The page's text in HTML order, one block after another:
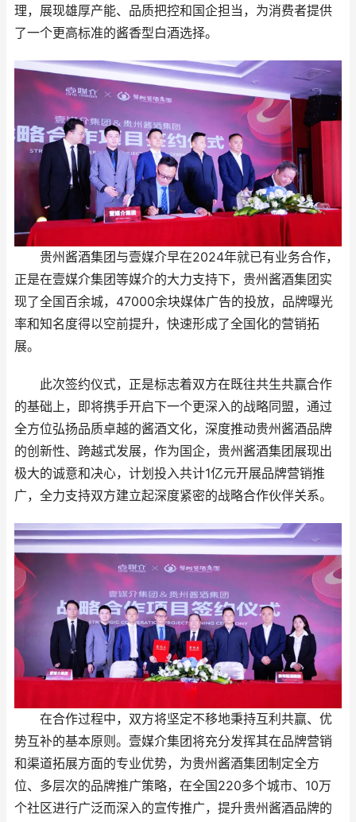
理，展现雄厚产能、品质把控和国企担当，为消费者提供
了一个更高标准的酱香型白酒选择。
贵州酱酒集团与壹媒介早在2024年就已有业务合作，
正是在壹媒介集团等媒介的大力支持下，贵州酱酒集团实
现了全国百余城，47000余块媒体广告的投放，品牌曝光
率和知名度得以空前提升，快速形成了全国化的营销拓
展。
此次签约仪式，正是标志着双方在既往共生共赢合作
的基础上，即将携手开启下一个更深入的战略同盟，通过
全方位弘扬品质卓越的酱酒文化，深度推动贵州酱酒品牌
的创新性、跨越式发展，作为国企，贵州酱酒集团展现出
极大的诚意和决心，计划投入共计1亿元开展品牌营销推
广，全力支持双方建立起深度紧密的战略合作伙伴关系。
在合作过程中，双方将坚定不移地秉持互利共赢、优
势互补的基本原则。壹媒介集团将充分发挥其在品牌营销
和渠道拓展方面的专业优势，为贵州酱酒集团制定全方
位、多层次的品牌推广策略，在全国220多个城市、10万
个社区进行广泛而深入的宣传推广，提升贵州酱酒品牌的